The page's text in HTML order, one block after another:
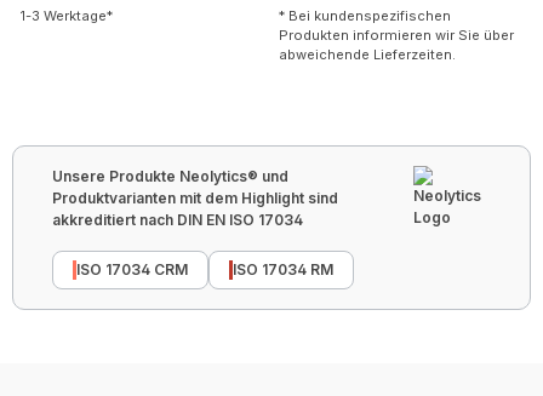
1-3 Werktage*
* Bei kundenspezifischen
Produkten informieren wir Sie über
abweichende Lieferzeiten.
Unsere Produkte Neolytics® und
Produktvarianten mit dem Highlight sind
akkreditiert nach DIN EN ISO 17034
ISO 17034 CRM ISO 17034 RM